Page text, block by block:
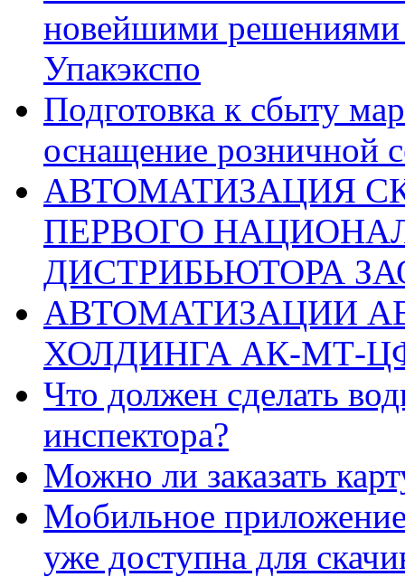
новейшими решениями
Упакэкспо
Подготовка к сбыту
оснащение розничной
АВТОМАТИЗАЦИЯ
ПЕРВОГО
ДИСТРИБЬЮТОРА
АВТОМАТИЗАЦИИ
ХОЛДИНГА АК-МТ-
Что должен сделать
инспектора?
Можно ли заказать
Мобильное
уже доступна для